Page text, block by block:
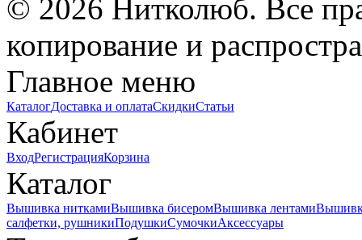
© 2026 Нитколюб. Все
копирование и
Главное меню
КаталогДоставка и оплатаСкидкиСтатьи
Кабинет
ВходРегистрацияКорзина
Каталог
Вышивка ниткамиВышивка бисеромВышивка лентами
салфетки, рушникиПодушкиСумочкиАксессуары